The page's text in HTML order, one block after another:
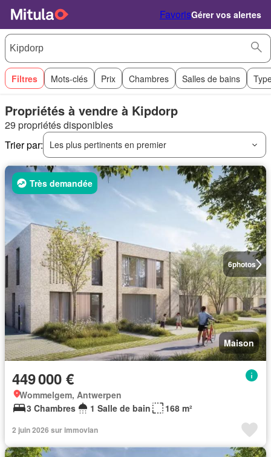
FavorisGérer vos alertes
Filtres Mots-clés Prix Chambres Salles de bains
Propriétés à vendre à Kipdorp
29 propriétés disponibles
Trier par:
Les plus pertinents en premier
6photos
Très demandée
Maison
449 000 €
Wommelgem, Antwerpen
3 Chambres
1 Salle de bain 168 m²
2 juin 2026 sur immovlan